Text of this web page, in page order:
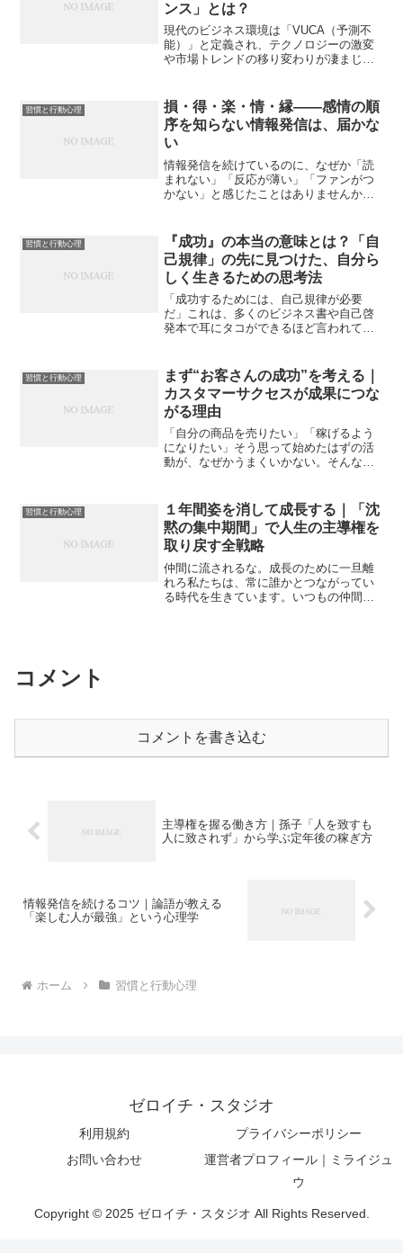
ンス」とは？
現代のビジネス環境は「VUCA（予測不
能）」と定義され、テクノロジーの激変
や市場トレンドの移り変わりが凄まじい
も珍しくありません。特に、組織という
強固な盾を持たずに、自...
習慣と行動心理
損・得・楽・情・縁――感情の順
序を知らない情報発信は、届かな
い
情報発信を続けているのに、なぜか「読
まれない」「反応が薄い」「ファンがつ
かない」と感じたことはありませんか？
いるのに、なぜ共感されないのか」その
背景には、「読者の感情が...
習慣と行動心理
『成功』の本当の意味とは？「自
己規律」の先に見つけた、自分ら
しく生きるための思考法
「成功するためには、自己規律が必要
だ」これは、多くのビジネス書や自己啓
発本で耳にタコができるほど言われてい
的スピーチライターであるジム・ローン
の言葉を引用し、次のように...
習慣と行動心理
まず“お客さんの成功”を考える｜
カスタマーサクセスが成果につな
がる理由
「自分の商品を売りたい」「稼げるよう
になりたい」そう思って始めたはずの活
動が、なぜかうまくいかない。そんな経
ます。誰かに商品を届けたい。でもその
前に、「この人がどんな...
習慣と行動心理
１年間姿を消して成長する｜「沈
黙の集中期間」で人生の主導権を
取り戻す全戦略
仲間に流されるな。成長のために一旦離
れろ私たちは、常に誰かとつながってい
る時代を生きています。いつもの仲間と
コメント
コメントを書き込む
主導権を握る働き方｜孫子「人を致すも
人に致されず」から学ぶ定年後の稼ぎ方
情報発信を続けるコツ｜論語が教える
「楽しむ人が最強」という心理学
ホーム 習慣と行動心理
ゼロイチ・スタジオ
利用規約
プライバシーポリシー
お問い合わせ
運営者プロフィール｜ミライジュ
ウ
Copyright © 2025 ゼロイチ・スタジオ All Rights Reserved.